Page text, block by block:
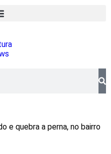
e quebra a perna, no bairro